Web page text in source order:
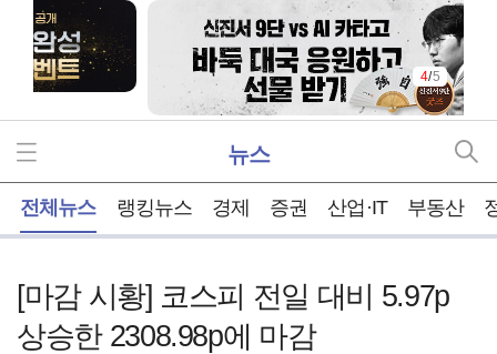
4/5
뉴스
전체뉴스 랭킹뉴스 경제 증권 산업·IT 부동산
[마감 시황] 코스피 전일 대비 5.97p
상승한 2308.98p에 마감